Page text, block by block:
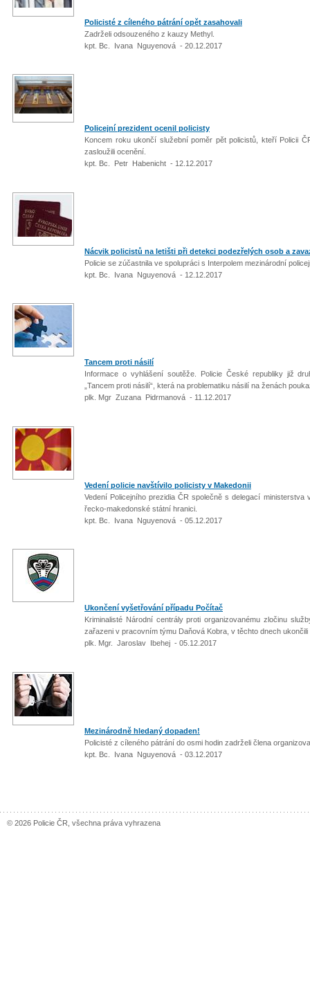
Policisté z cíleného pátrání opět zasahovali
Zadrželi odsouzeného z kauzy Methyl.
kpt. Bc. Ivana Nguyenová - 20.12.2017
Policejní prezident ocenil policisty
Koncem roku ukončí služební poměr pět policistů, kteří Policii
zasloužili ocenění.
kpt. Bc. Petr Habenicht - 12.12.2017
Nácvik policistů na letišti při detekci podezřelých osob a
Policie se zúčastnila ve spolupráci s Interpolem mezinárodní
kpt. Bc. Ivana Nguyenová - 12.12.2017
Tancem proti násilí
Informace o vyhlášení soutěže. Policie České republiky již
„Tancem proti násilí“, která na problematiku násilí na ženách
plk. Mgr Zuzana Pidrmanová - 11.12.2017
Vedení policie navštívilo policisty v Makedonii
Vedení Policejního prezidia ČR společně s delegací
řecko-makedonské státní hranici.
kpt. Bc. Ivana Nguyenová - 05.12.2017
Ukončení vyšetřování případu Počítač
Kriminalisté Národní centrály proti organizovanému zločinu
zařazeni v pracovním týmu Daňová Kobra, v těchto dnech
plk. Mgr. Jaroslav Ibehej - 05.12.2017
Mezinárodně hledaný dopaden!
Policisté z cíleného pátrání do osmi hodin zadrželi člena
kpt. Bc. Ivana Nguyenová - 03.12.2017
© 2026 Policie ČR, všechna práva vyhrazena